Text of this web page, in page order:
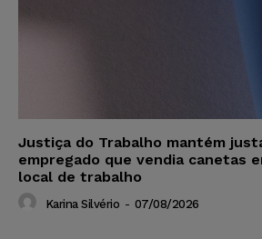
Justiça do Trabalho mantém
empregado que vendia canetas
local de trabalho
Karina Silvério - 07/08/2026